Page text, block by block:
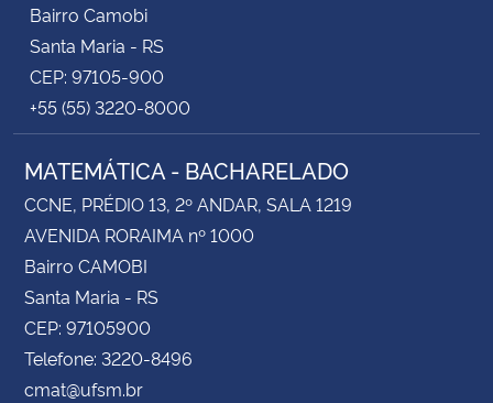
Secretaria de Governo
Gabinete de Segurança Institucional
Advocacia-Geral da União
Banco Central do Brasil
Bairro Camobi
Santa Maria - RS
CEP: 97105-900
+55 (55) 3220-8000
MATEMÁTICA - BACHARELADO
CCNE, PRÉDIO 13, 2º ANDAR, SALA 1219
AVENIDA RORAIMA nº 1000
Bairro CAMOBI
Santa Maria - RS
CEP: 97105900
Telefone: 3220-8496
cmat@ufsm.br